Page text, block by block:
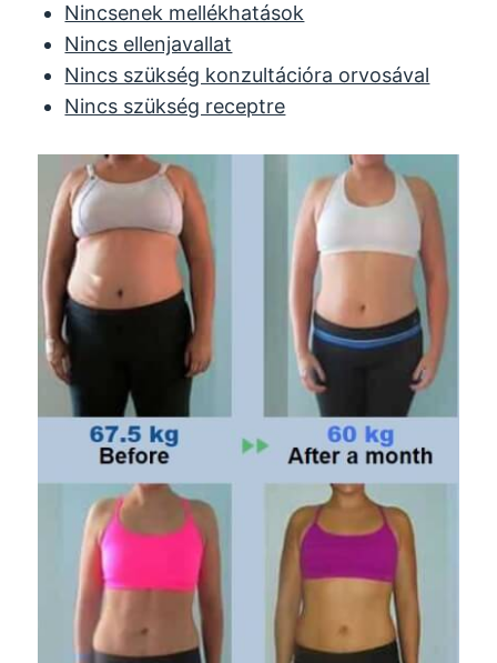
Nincsenek mellékhatások
Nincs ellenjavallat
Nincs szükség konzultációra orvosával
Nincs szükség receptre